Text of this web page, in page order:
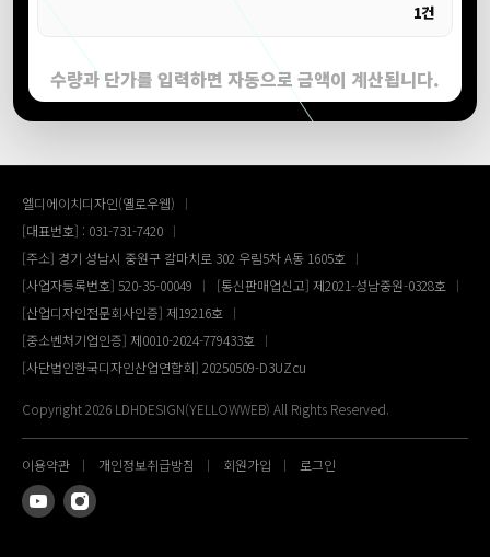
1건
수량과 단가를 입력하면 자동으로 금액이 계산됩니다.
엘디에이치디자인(옐로우웹)
[대표번호] : 031-731-7420
[주소] 경기 성남시 중원구 갈마치로 302 우림5차 A동 1605호
[사업자등록번호] 520-35-00049
[통신판매업신고] 제2021-성남중원-0328호
[산업디자인전문회사인증] 제19216호
[중소벤처기업인증] 제0010-2024-779433호
[사단법인한국디자인산업연합회] 20250509-D3UZcu
Copyright 2026 LDHDESIGN(YELLOWWEB) All Rights Reserved.
이용약관 개인정보취급방침 회원가입 로그인